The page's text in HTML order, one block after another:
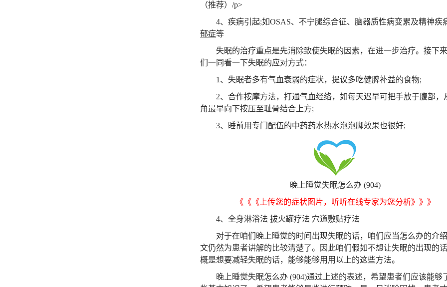
（推荐）/p>
4、疾病引起;如OSAS、不宁腿综合征、脑器质性病变累及精神疾
郁症等
失眠的治疗重点是先消除致使失眠的因素，在进一步治疗。接下
们一同看一下失眠的应对方式：
1、失眠者多有气血衰弱的症状，提议多吃健脾补益的食物;
2、合作按摩方法，打通气血经络，如每天迟早可把手放于腹部，
角最早向下按压至耻骨结合上方;
3、睡前用专门配伍的中药药水热水泡泡脚效果也很好;
晚上睡觉失眠怎么办 (904)
《《《上传您的症状图片，听听在线专家为您分析》》》
4、全身淋浴法 拔火罐疗法 穴道敷贴疗法
对于在咱们晚上睡觉的时间出现失眠的话，咱们应当怎么办的介
文仍然为患者讲解的比较清楚了。因此咱们假如不想让失眠的出现的
概是想要减轻失眠的话，能够能够用用以上的这些方法。
晚上睡觉失眠怎么办 (904)通过上述的表述，希望患者们应该能够